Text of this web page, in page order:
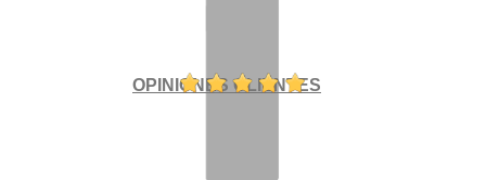
OPINIONES CLIENTES